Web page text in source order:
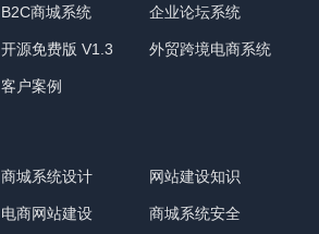
B2C商城系统 企业论坛系统
开源免费版 V1.3 外贸跨境电商系统
客户案例
商城系统设计 网站建设知识
电商网站建设 商城系统安全